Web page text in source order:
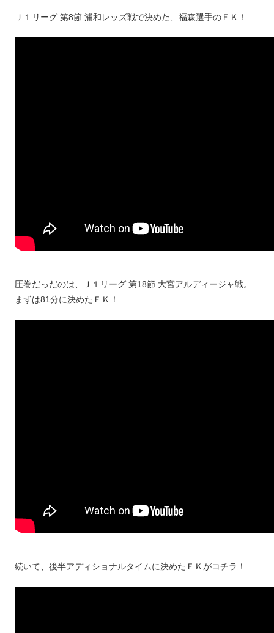
Ｊ１リーグ 第8節 浦和レッズ戦で決めた、福森選手のＦＫ！
圧巻だっだのは、Ｊ１リーグ 第18節 大宮アルディージャ戦。
まずは81分に決めたＦＫ！
続いて、後半アディショナルタイムに決めたＦＫがコチラ！